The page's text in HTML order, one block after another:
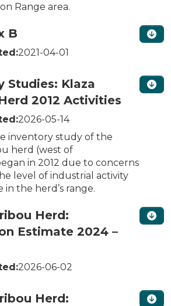
Range area.
B
2021-04-01
Studies: Klaza
2012 Activities
2026-05-14
inventory study of the
herd (west of
in 2012 due to concerns
level of industrial activity
in the herd’s range.
Herd:
Estimate 2024 –
2026-06-02
Herd: